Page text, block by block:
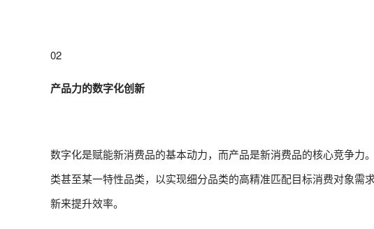
02
产品力的数字化创新
数字化是赋能新消费品的基本动力，而产品是新消费品的核心竞争
类甚至某一特性品类，以实现细分品类的高精准匹配目标消费对象
新来提升效率。